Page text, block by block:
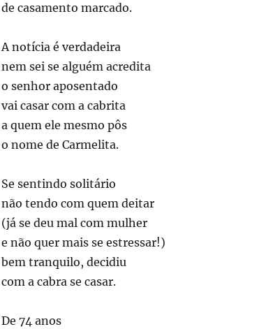
de casamento marcado.
A notícia é verdadeira
nem sei se alguém acredita
o senhor aposentado
vai casar com a cabrita
a quem ele mesmo pôs
o nome de Carmelita.
Se sentindo solitário
não tendo com quem deitar
(já se deu mal com mulher
e não quer mais se estressar!)
bem tranquilo, decidiu
com a cabra se casar.
De 74 anos